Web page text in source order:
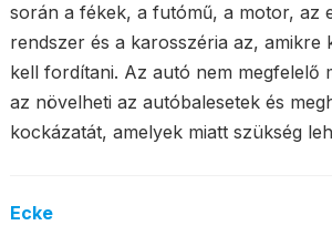
során a fékek, a futómű, a motor, az
rendszer és a karosszéria az, amikre
kell fordítani. Az autó nem megfelelő
az növelheti az autóbalesetek és
kockázatát, amelyek miatt szükség
Ecke